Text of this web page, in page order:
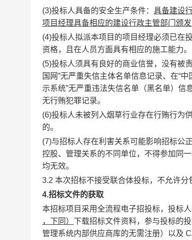
(3)投标人具备的安全生产条件： 具备建设
项目经理具备相应的建设行政主管部门颁
(4)投标人拟派本项目的项目经理必须已在
资格，且在人员方面具有相应的施工能力。
(5)投标人须具有良好的商业信誉，没有被
国网”无严重失信主体名单信息记录、在“
示系统”无严重违法失信名单（黑名单）信
无行贿犯罪记录。
(6)投标人未被列入烟草行业存在行贿行为
的。
(7)与招标人存在利害关系可能影响招标公
控股、管理关系的不同单位，不得参加同
均无效。
3.2 本次招标不接受联合体投标，不允许分
4.招标文件的获取
本招标项目采用全流程电子招投标，投标
，下同） 下载招标文件资料，参与投标的
管理系统内部供应商库的无需注册）以及